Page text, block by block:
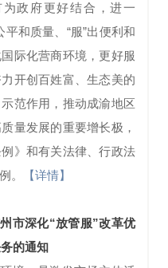
政府更好结合，进一
平和质量、“服”出便利和
际化营商环境，更好服
开创百姓富、生态美的
范作用，推动成渝地区
量发展的重要增长极，
》和有关法律、行政法
。
【详情】
市深化“放管服”改革优
的通知